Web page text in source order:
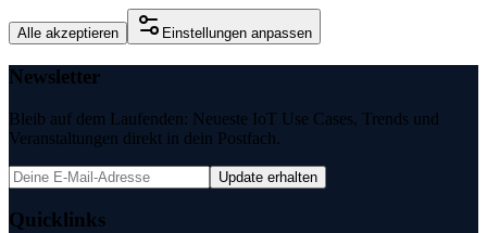
Alle akzeptieren Einstellungen anpassen
Newsletter
Bleib auf dem Laufenden: Neueste IoT Use Cases, Trends und
Veranstaltungen direkt in dein Postfach.
Update erhalten
Quicklinks